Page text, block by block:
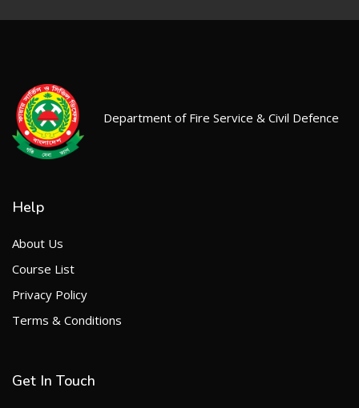
Department of Fire Service & Civil Defence
Help
About Us
Course List
Privacy Policy
Terms & Conditions
Get In Touch